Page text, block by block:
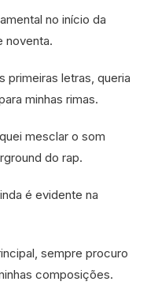
no início da
noventa.
primeiras letras, queria
minhas rimas.
mesclar o som
do rap.
é evidente na
sempre procuro
composições.